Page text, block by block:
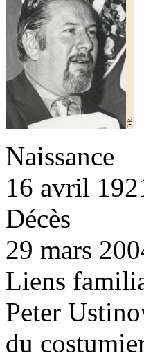
Naissance
16 avril
Décès
29 mars
Liens
Peter
du